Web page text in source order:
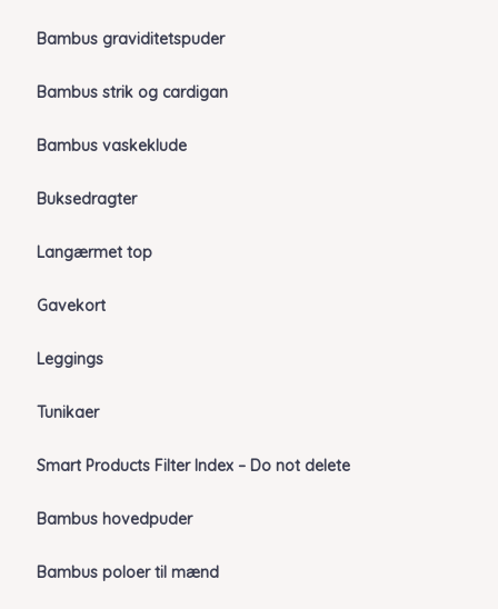
Bambus graviditetspuder
Bambus strik og cardigan
Bambus vaskeklude
Buksedragter
Langærmet top
Gavekort
Leggings
Tunikaer
Smart Products Filter Index – Do not delete
Bambus hovedpuder
Bambus poloer til mænd